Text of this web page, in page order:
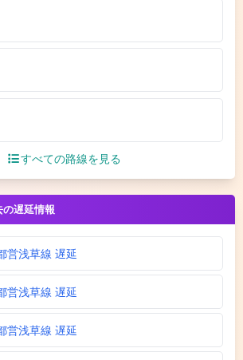
すべての路線を見る
遅延情報
営浅草線 遅延
営浅草線 遅延
営浅草線 遅延